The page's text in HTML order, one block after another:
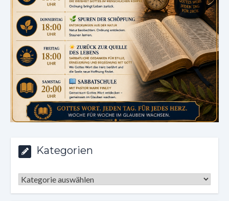
Kategorien
Kategorien